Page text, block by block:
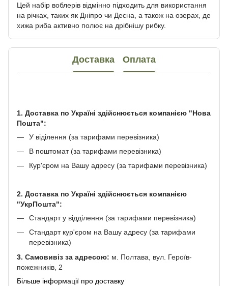
Цей набір воблерів відмінно підходить для використання
на річках, таких як Дніпро чи Десна, а також на озерах, де
хижа риба активно полює на дрібнішу рибку.
Доставка Оплата
1. Доставка по Україні здійснюється компанією "Нова
Пошта":
У віділення (за тарифами перевізника)
В поштомат (за тарифами перевізника)
Кур'єром на Вашу адресу (за тарифами перевізника)
2. Доставка по Україні здійснюється компанією
"УкрПошта":
Стандарт у відділення (за тарифами перевізника)
Стандарт кур'єром на Вашу адресу (за тарифами
перевізника)
3. Самовивіз за адресою: м. Полтава, вул. Героїв-
пожежників, 2
Більше інформації про доставку